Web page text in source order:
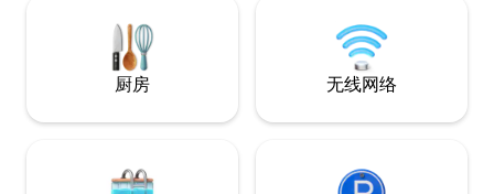
厨房 无线网络